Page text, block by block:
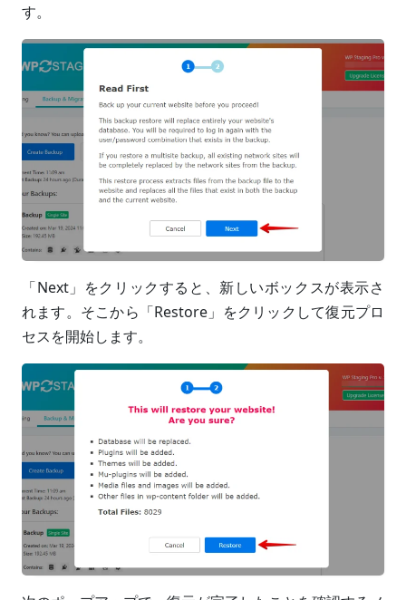
す。
「Next」をクリックすると、新しいボックスが表示さ
れます。そこから「Restore」をクリックして復元プロ
セスを開始します。